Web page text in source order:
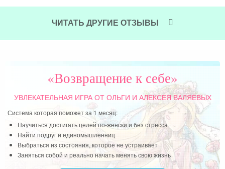
Я
ЧИТАТЬ ДРУГИЕ ОТЗЫВЫ
«Возвращение к себе»
УВЛЕКАТЕЛЬНАЯ ИГРАОТ ОЛЬГИ И АЛЕКСЕЯ ВАЛЯЕВЫХ
Система которая поможет за 1 месяц:
Научиться достигать целей по-женски и без стресса
Найти подруг и единомышленниц
Выбраться из состояния, которое не устраивает
Заняться собой и реально начать менять свою жизнь